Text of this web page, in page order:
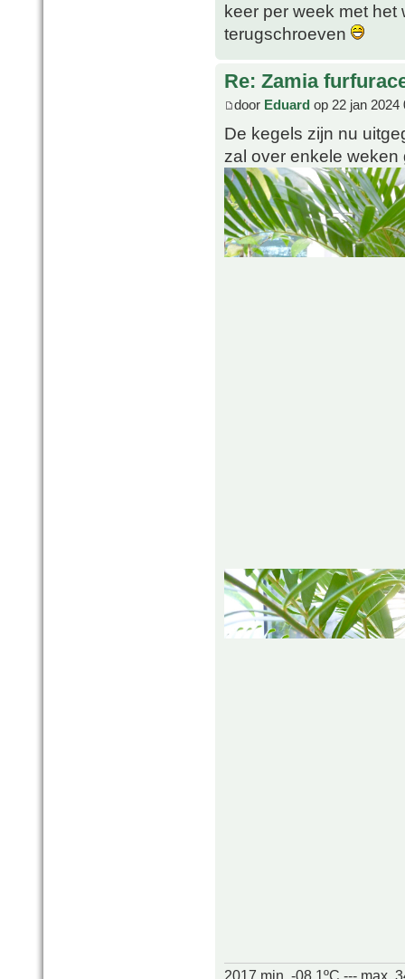
keer per week met het
terugschroeven
Re: Zamia
door Eduard op 22 jan 2024
De kegels zijn nu
zal over enkele
2017 min. -08.1ºC --- max.